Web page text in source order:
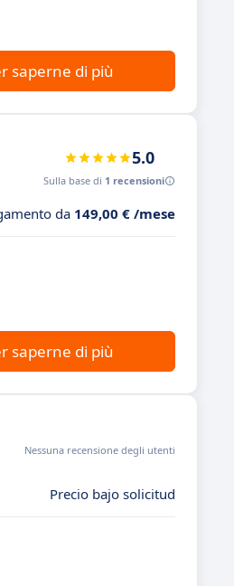
saperne di più
5.0
Sulla base di 1 recensioni
da 149,00 € /mese
saperne di più
Nessuna recensione degli utenti
Precio bajo solicitud